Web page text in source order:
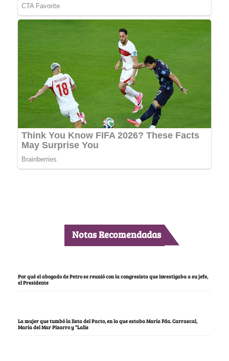
Notas Recomendadas
Por qué el abogado de Petro se reunió con la congresista que investigaba a su jefe,
el Presidente
La mujer que tumbó la lista del Pacto, en la que estaba María Fda. Carrascal,
María del Mar Pizarro y “Lalis